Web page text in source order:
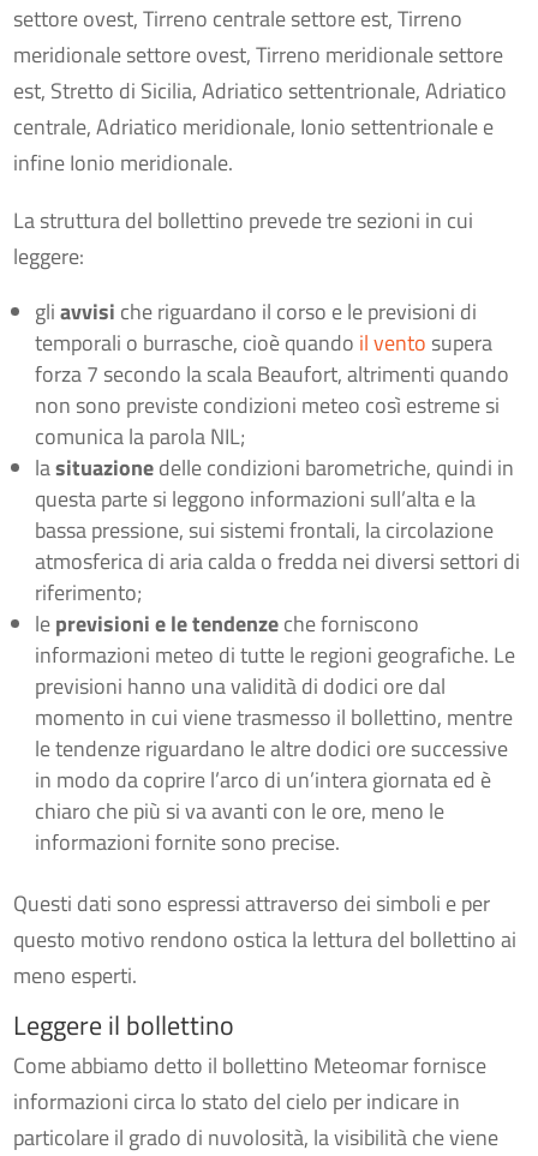
settore ovest, Tirreno centrale settore est, Tirreno
meridionale settore ovest, Tirreno meridionale settore
est, Stretto di Sicilia, Adriatico settentrionale, Adriatico
centrale, Adriatico meridionale, Ionio settentrionale e
infine Ionio meridionale.
La struttura del bollettino prevede tre sezioni in cui
leggere:
gliavvisi che riguardano il corso e le previsioni di
temporali o burrasche, cioè quando il vento supera
forza 7 secondo la scala Beaufort, altrimenti quando
non sono previste condizioni meteo così estreme si
comunica la parola NIL;
lasituazionedelle condizioni barometriche, quindi in
questa parte si leggono informazioni sull’alta e la
bassa pressione, sui sistemi frontali, la circolazione
atmosferica di aria calda o fredda nei diversi settori di
riferimento;
leprevisioni e le tendenzeche forniscono
informazioni meteo di tutte le regioni geografiche. Le
previsioni hanno una validità di dodici ore dal
momento in cui viene trasmesso il bollettino, mentre
le tendenze riguardano le altre dodici ore successive
in modo da coprire l’arco di un’intera giornata ed è
chiaro che più si va avanti con le ore, meno le
informazioni fornite sono precise.
Questi dati sono espressi attraverso dei simboli e per
questo motivo rendono ostica la lettura del bollettino ai
meno esperti.
Leggere il bollettino
Come abbiamo detto il bollettino Meteomar fornisce
informazioni circa lo stato del cielo per indicare in
particolare il grado di nuvolosità, la visibilità che viene